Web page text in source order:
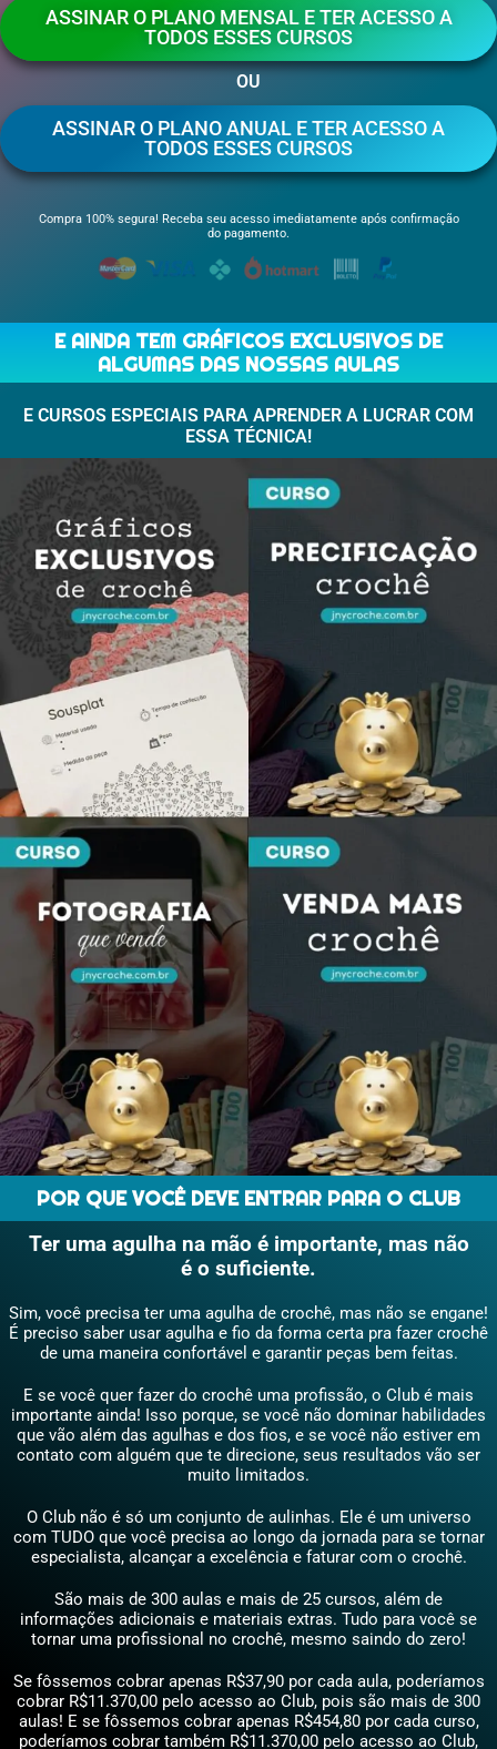
ASSINAR O PLANO MENSAL E TER ACESSO A
TODOS ESSES CURSOS
OU
ASSINAR O PLANO ANUAL E TER ACESSO A
TODOS ESSES CURSOS
Compra 100% segura! Receba seu acesso imediatamente após confirmação
do pagamento.
E AINDA TEM GRÁFICOS EXCLUSIVOS DE
ALGUMAS DAS NOSSAS AULAS
E CURSOS ESPECIAIS PARA APRENDER A LUCRAR COM
ESSA TÉCNICA!
POR QUE VOCÊ DEVE ENTRAR PARA O CLUB
Ter uma agulha na mão é importante, mas não
é o suficiente.
Sim, você precisa ter uma agulha de crochê, mas não se engane!
É preciso saber usar agulha e fio da forma certa pra fazer crochê
de uma maneira confortável e garantir peças bem feitas.
E se você quer fazer do crochê uma profissão, o Club é mais
importante ainda! Isso porque, se você não dominar habilidades
que vão além das agulhas e dos fios, e se você não estiver em
contato com alguém que te direcione, seus resultados vão ser
muito limitados.
O Club não é só um conjunto de aulinhas. Ele é um universo
com TUDO que você precisa ao longo da jornada para se tornar
especialista, alcançar a excelência e faturar com o crochê.
São mais de 300 aulas e mais de 25 cursos, além de
informações adicionais e materiais extras. Tudo para você se
tornar uma profissional no crochê, mesmo saindo do zero!
Se fôssemos cobrar apenas R$37,90 por cada aula, poderíamos
cobrar R$11.370,00 pelo acesso ao Club, pois são mais de 300
aulas! E se fôssemos cobrar apenas R$454,80 por cada curso,
poderíamos cobrar também R$11.370,00 pelo acesso ao Club,